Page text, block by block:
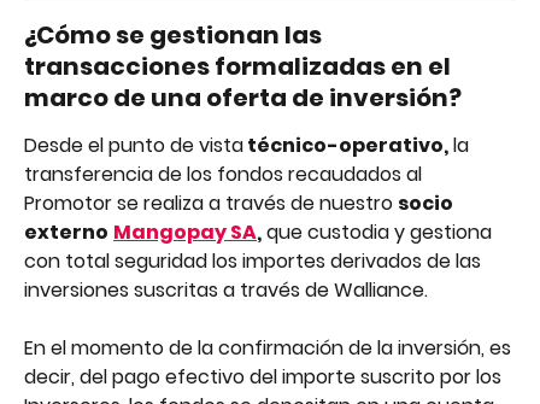
¿Cómo se gestionan las
transacciones formalizadas en el
marco de una oferta de inversión?
Desde el punto de vista técnico-operativo, la
transferencia de los fondos recaudados al
Promotor se realiza a través de nuestro socio
externo Mangopay SA, que custodia y gestiona
con total seguridad los importes derivados de las
inversiones suscritas a través de Walliance.
En el momento de la confirmación de la inversión, es
decir, del pago efectivo del importe suscrito por los